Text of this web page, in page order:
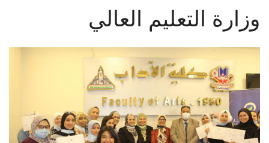
تواصل معنا
وزارة التعليم العالي